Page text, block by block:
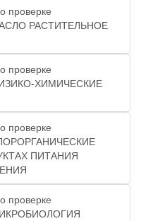
проверке
РАСТИТЕЛЬНОЕ
проверке
ХИМИЧЕСКИЕ
проверке
ПИТАНИЯ
проверке